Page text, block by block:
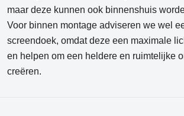
maar deze kunnen ook binnenshuis
Voor binnen montage adviseren we wel
screendoek, omdat deze een maximale
en helpen om een heldere en ruimtelijke
creëren.